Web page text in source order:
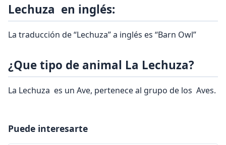
Lechuza en inglés:
La traducción de “Lechuza” a inglés es “Barn Owl”
¿Que tipo de animal La Lechuza?
La Lechuza es un Ave, pertenece al grupo de los Aves.
Puede interesarte